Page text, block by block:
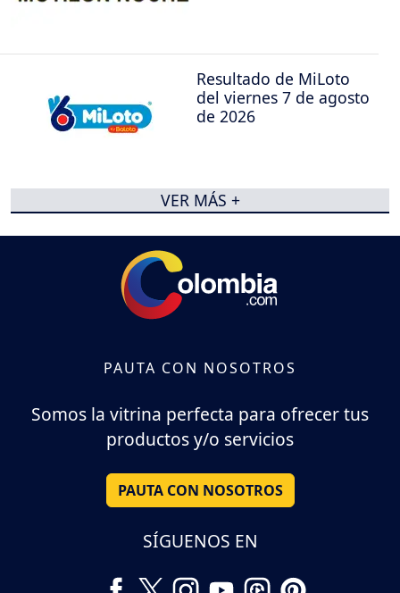
Resultado de MiLoto
del viernes 7 de agosto
de 2026
VER MÁS +
PAUTA CON NOSOTROS
Somos la vitrina perfecta para ofrecer tus
productos y/o servicios
PAUTA CON NOSOTROS
SÍGUENOS EN